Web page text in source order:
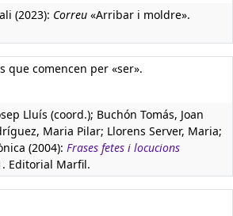
(2023): Correu «Arribar i moldre».
que comencen per «ser».
Lluís (coord.); Buchón Tomás, Joan
Maria Pilar; Llorens Server, Maria;
(2004): Frases fetes i locucions
Editorial Marfil.